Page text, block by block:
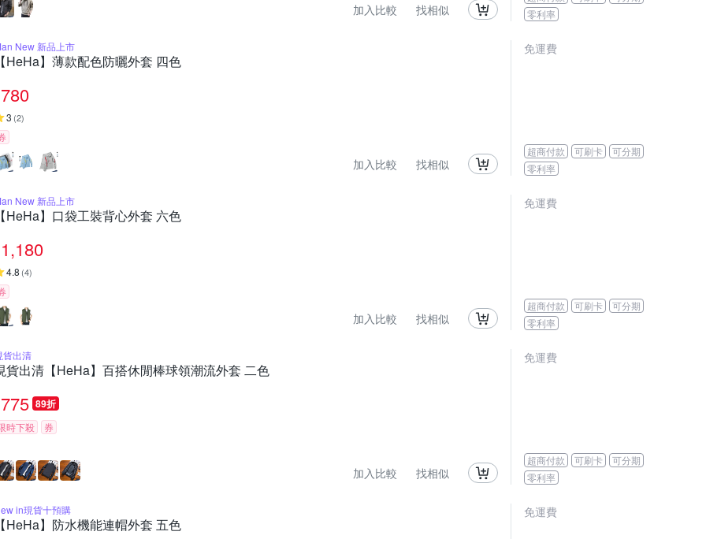
加入比較 找相似
零利率
New 新品上市
HeHa】薄款配色防曬外套 四色
780
3 (2)
加入比較 找相似
免運費
超商付款 可刷卡
可分期
零利率
New 新品上市
HeHa】口袋工裝背心外套 六色
1,180
4.8 (4)
加入比較 找相似
免運費
超商付款 可刷卡
可分期
零利率
貨出清
貨出清【HeHa】百搭休閒棒球領潮流外套 二色
775 89折
時下殺 券
加入比較 找相似
免運費
超商付款 可刷卡
可分期
零利率
in現貨十預購
HeHa】防水機能連帽外套 五色
免運費